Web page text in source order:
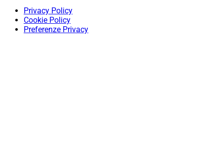
Privacy Policy
Cookie Policy
Preferenze Privacy